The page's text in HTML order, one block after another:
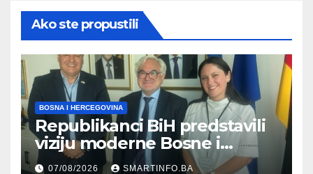
Ako ste propustili
BOSNA I HERCEGOVINA
Republikanci BiH predstavili
viziju moderne Bosne i
Hercegovine ambasadoru
07/08/2026 SMARTINFO.BA